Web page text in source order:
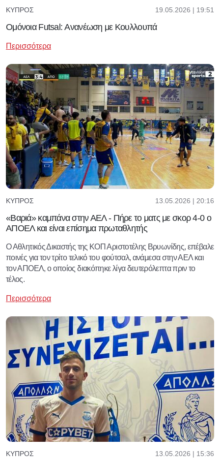
ΚΎΠΡΟΣ 19.05.2026 | 19:51
Ομόνοια Futsal: Ανανέωση με Κουλλουπά
Περισσότερα
ΚΎΠΡΟΣ 13.05.2026 | 20:16
«Βαριά» καμπάνα στην ΑΕΛ - Πήρε το ματς με σκορ 4-0 ο
ΑΠΟΕΛ και είναι επίσημα πρωταθλητής
Ο Αθλητικός Δικαστής της ΚΟΠ Αριστοτέλης Βρυωνίδης, επέβαλε
ποινές για τον τρίτο τελικό του φούτσαλ, ανάμεσα στην ΑΕΛ και
τον ΑΠΟΕΛ, ο οποίος διακόπηκε λίγα δευτερόλεπτα πριν το
τέλος.
Περισσότερα
ΚΎΠΡΟΣ 13.05.2026 | 15:36